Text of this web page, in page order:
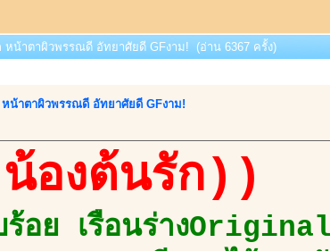
น้าตาผิวพรรณดี อัทยาศัยดี GFงาม! (อ่าน 6367 ครั้ง)
น้าตาผิวพรรณดี อัทยาศัยดี GFงาม!
องต้นรัก))
ร้อย เรือนร่าง